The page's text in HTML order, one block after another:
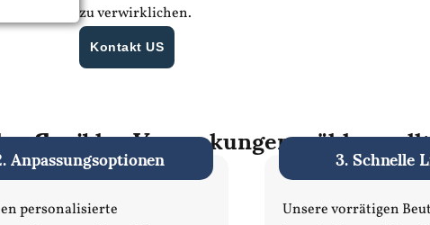
zu verwirklichen.
Kontakt US
flexibler Verpackungen wählen
Anpassungsoptionen
personalisierte
3. Schnelle
Unsere vorrätigen